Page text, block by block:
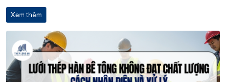
khiên vững chắc bảo vệ nhà đầu tư khỏi tổn thất khó lường.
Xem thêm